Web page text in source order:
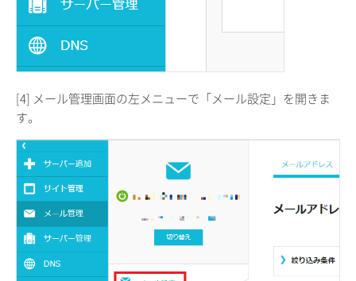
[4] メール管理画面の左メニューで「メール設定」を開きま
す。